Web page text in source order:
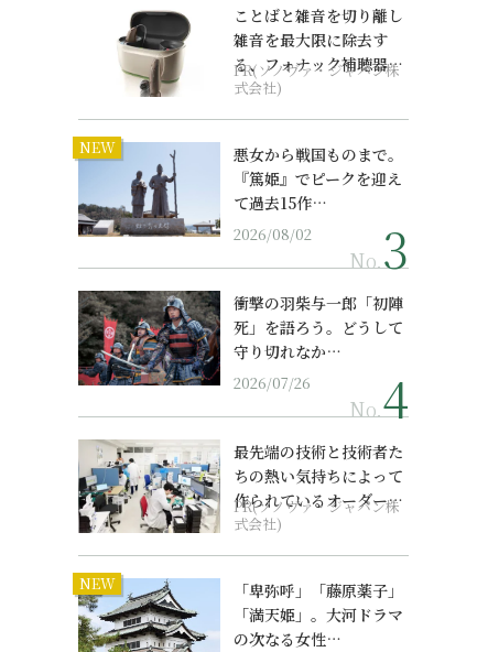
ことばと雑音を切り離し
雑音を最大限に除去す
る、フォナック補聴器の
最上位モデル
PR(ソノヴァ・ジャパン株
式会社)
NEW
悪女から戦国ものまで。
『篤姫』でピークを迎え
て過去15作…
2026/08/02
No.
衝撃の羽柴与一郎「初陣
死」を語ろう。どうして
守り切れなか…
2026/07/26
No.
最先端の技術と技術者た
ちの熱い気持ちによって
作られているオーダーメ
イド補聴器
PR(ソノヴァ・ジャパン株
式会社)
NEW
「卑弥呼」「藤原薬子」
「満天姫」。大河ドラマ
の次なる女性…